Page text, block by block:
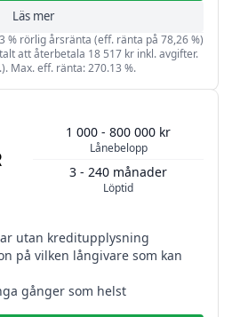
Läs mer
% rörlig årsränta (eff. ränta på 78,26 %)
att återbetala 18 517 kr inkl. avgifter.
Max. eff. ränta: 270.13 %.
Lånebelopp
1 000 - 800 000 kr
Löptid
3 - 240 månader
utan kreditupplysning
på vilken långivare som kan
gånger som helst